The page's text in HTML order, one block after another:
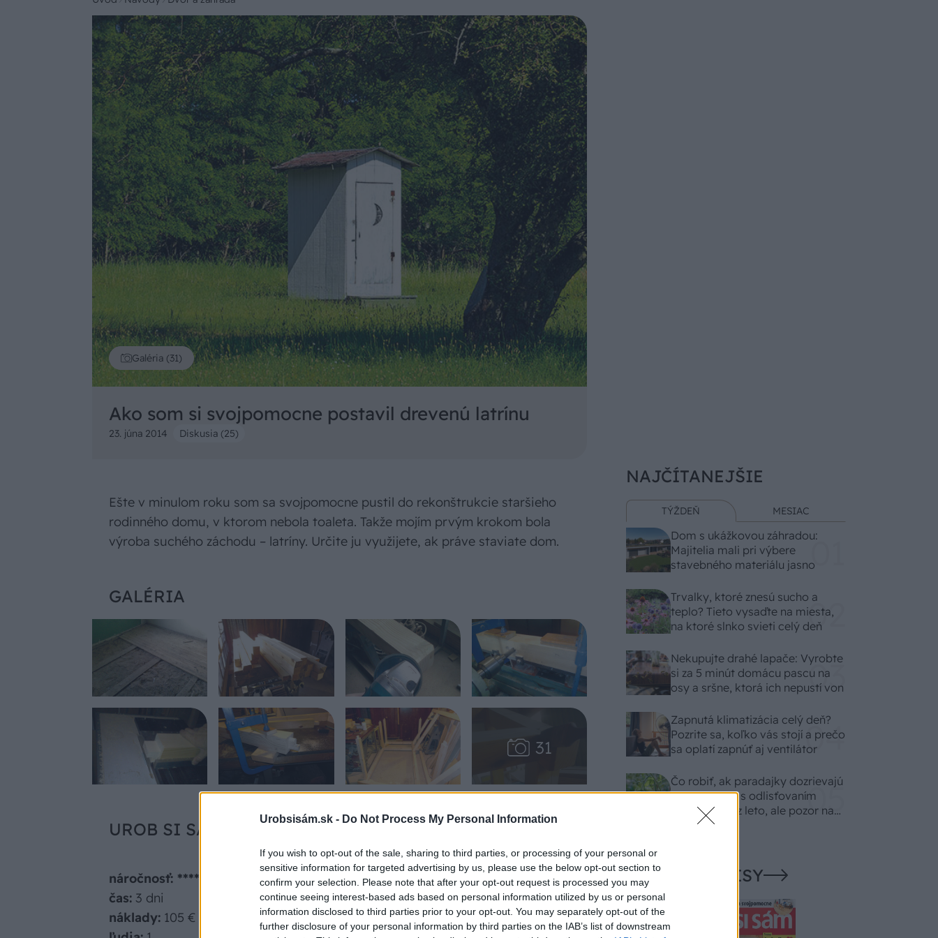
Urobsisám.sk - Do Not Process My Personal Information
If you wish to opt-out of the sale, sharing to third parties, or processing of your personal or
sensitive information for targeted advertising by us, please use the below opt-out section to
confirm your selection. Please note that after your opt-out request is processed you may
continue seeing interest-based ads based on personal information utilized by us or personal
information disclosed to third parties prior to your opt-out. You may separately opt-out of the
further disclosure of your personal information by third parties on the IAB’s list of downstream
Galéria (31)
Ako som si svojpomocne postavil drevenú latrínu
23. júna 2014 Diskusia (25)
Ešte v minulom roku som sa svojpomocne pustil do rekonštrukcie staršieho
rodinného domu, v ktorom nebola toaleta. Takže mojím prvým krokom bola
výroba suchého záchodu – latríny. Určite ju využijete, ak práve staviate dom.
GALÉRIA
UROB SI SÁM
náročnosť: ****
čas: 3 dni
náklady: 105 €
NAJČÍTANEJŠIE
TÝŽDEŇ MESIAC
Dom s ukážkovou záhradou:
Majitelia mali pri výbere
stavebného materiálu jasno
Trvalky, ktoré znesú sucho a
teplo? Tieto vysaďte na miesta,
na ktoré slnko svieti celý deň
Nekupujte drahé lapače: Vyrobte
si za 5 minút domácu pascu na
osy a sršne, ktorá ich nepustí von
Zapnutá klimatizácia celý deň?
Pozrite sa, koľko vás stojí a prečo
sa oplatí zapnúť aj ventilátor
Čo robiť, ak paradajky dozrievajú
pomaly? Trik s odlisťovaním
funguje aj cez leto, ale pozor na
chyby
NAŠE ČASOPISY